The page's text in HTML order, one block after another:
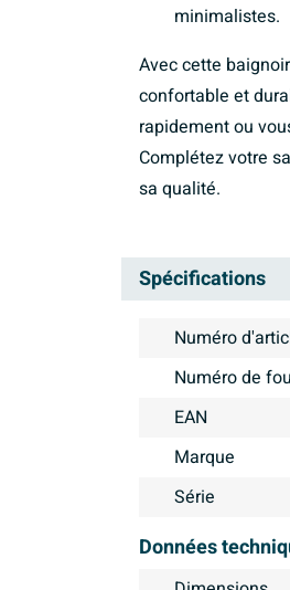
minimalistes.
Avec cette
confortable et
rapidement ou
Complétez votre
sa qualité.
Spécifications
Numéro
Numéro de
EAN
Marque
Série
Données